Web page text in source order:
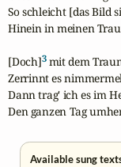
So schleicht [das Bild
Hinein in meinen
[Doch]3 mit dem
Zerrinnt es
Dann trag' ich es im
Den ganzen Tag
Available sung